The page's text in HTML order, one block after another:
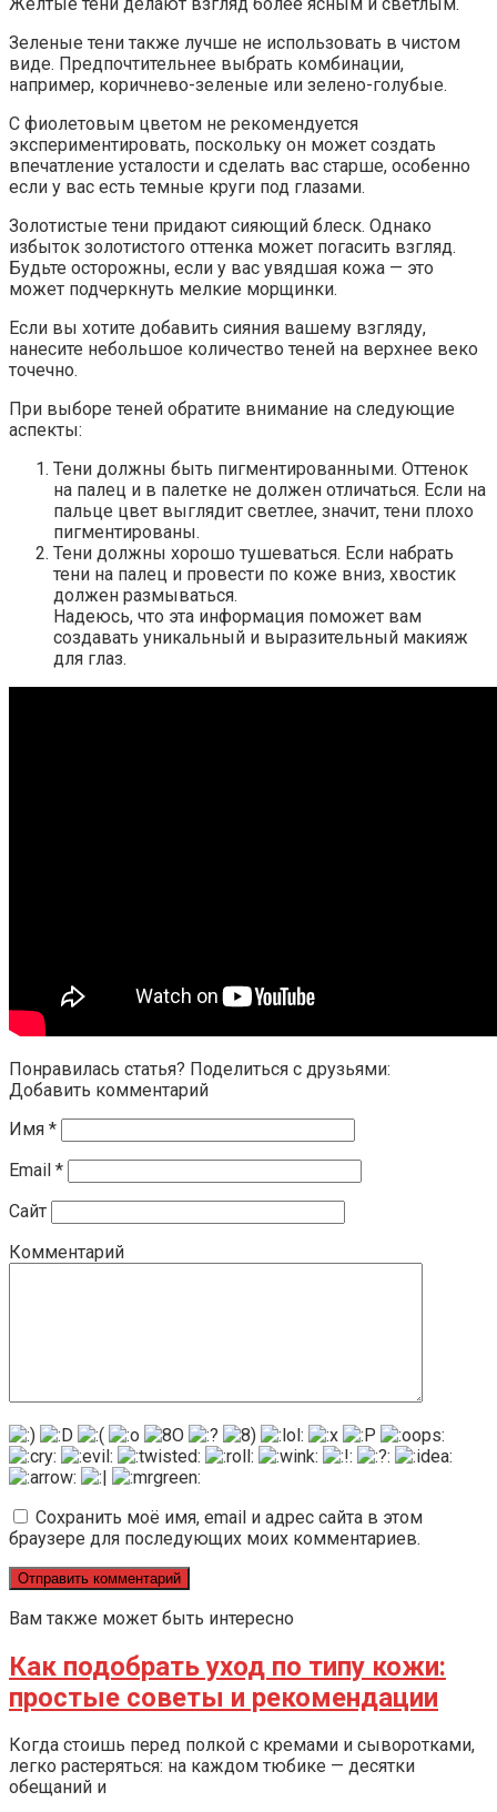
Зеленые тени также лучше не использовать в чистом
виде. Предпочтительнее выбрать комбинации,
например, коричнево-зеленые или зелено-голубые.
С фиолетовым цветом не рекомендуется
экспериментировать, поскольку он может создать
впечатление усталости и сделать вас старше, особенно
если у вас есть темные круги под глазами.
Золотистые тени придают сияющий блеск. Однако
избыток золотистого оттенка может погасить взгляд.
Будьте осторожны, если у вас увядшая кожа — это
может подчеркнуть мелкие морщинки.
Если вы хотите добавить сияния вашему взгляду,
нанесите небольшое количество теней на верхнее веко
точечно.
При выборе теней обратите внимание на следующие
аспекты:
Тени должны быть пигментированными. Оттенок
на палец и в палетке не должен отличаться. Если на
пальце цвет выглядит светлее, значит, тени плохо
пигментированы.
Тени должны хорошо тушеваться. Если набрать
тени на палец и провести по коже вниз, хвостик
должен размываться.
Надеюсь, что эта информация поможет вам
создавать уникальный и выразительный макияж
для глаз.
Понравилась статья? Поделиться с друзьями:
Добавить комментарий
Имя *
Email *
Сайт
Комментарий
Сохранить моё имя, email и адрес сайта в этом
браузере для последующих моих комментариев.
Вам также может быть интересно
Как подобрать уход по типу кожи:
простые советы и рекомендации
Когда стоишь перед полкой с кремами и сыворотками,
легко растеряться: на каждом тюбике — десятки
обещаний и